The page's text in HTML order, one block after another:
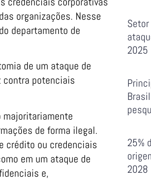
organizações. Nesse
departamento de
de um ataque de
contra potenciais
majoritariamente
de forma ilegal.
crédito ou credenciais
em um ataque de
e,
2025
25%
2028